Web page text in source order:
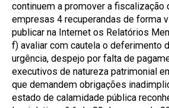
continuem a promover a fiscalização
empresas 4 recuperandas de forma
publicar na Internet os Relatórios
f) avaliar com cautela o deferimento
urgência, despejo por falta de
executivos de natureza patrimonial
que demandem obrigações
estado de calamidade pública